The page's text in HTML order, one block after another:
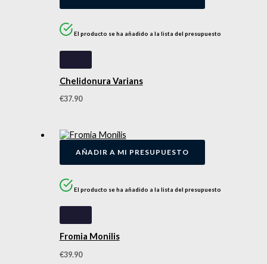
El producto se ha añadido a la lista del presupuesto
Chelidonura Varians
€37.90
AÑADIR A MI PRESUPUESTO
El producto se ha añadido a la lista del presupuesto
Fromia Monilis
€39.90